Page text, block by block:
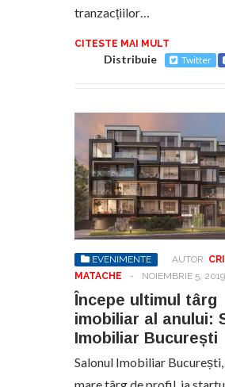
tranzacțiilor…
CITESTE MAI MULT
Distribuie Twitter
EVENIMENTE AUTOR:
MATACHE
- NOIEMBRIE 5, 2019
Începe ultimul târg
imobiliar al anului:
Imobiliar București
Salonul Imobiliar